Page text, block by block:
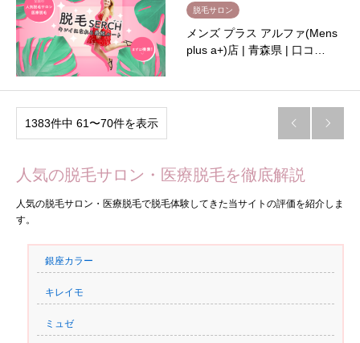
脱毛サロン
メンズ プラス アルファ(Mens
plus a+)店 | 青森県 | 口コ…
1383件中 61〜70件を表示  
人気の脱毛サロン・医療脱毛を徹底解説
人気の脱毛サロン・医療脱毛で脱毛体験してきた当サイトの評価を紹介しま
す。
銀座カラー
キレイモ
ミュゼ